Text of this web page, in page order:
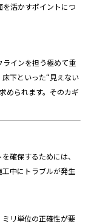
を活かすポイントにつ
ラインを担う極めて重
床下といった“見え ない
求められます。 そのカギ
を確保するためには、
工中に トラブルが発生
ミリ単位の正確性が要